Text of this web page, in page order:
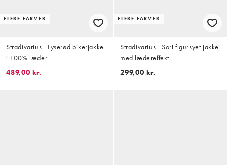
FLERE FARVER
Stradivarius - Lyserød bikerjakke
i 100% læder
489,00 kr.
FLERE FARVER
Stradivarius - Sort figursyet jakke
med lædereffekt
299,00 kr.